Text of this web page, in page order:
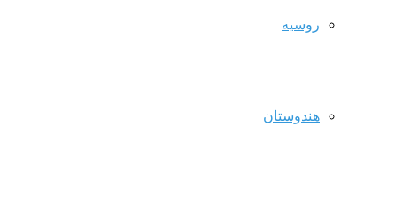
روسیه
هندوستان